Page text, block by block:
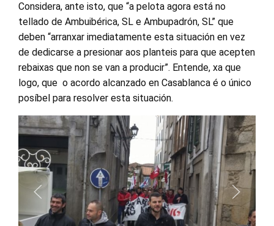
Considera, ante isto, que “a pelota agora está no
tellado de Ambuibérica, SL e Ambupadrón, SL” que
deben “arranxar imediatamente esta situación en vez
de dedicarse a presionar aos planteis para que acepten
rebaixas que non se van a producir”. Entende, xa que
logo, que o acordo alcanzado en Casablanca é o único
posíbel para resolver esta situación.